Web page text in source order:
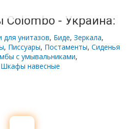
Colombo - Украина:
для унитазов, Биде, Зеркала,
, Писсуары, Постаменты, Сиденья
с умывальниками,
Шкафы навесные